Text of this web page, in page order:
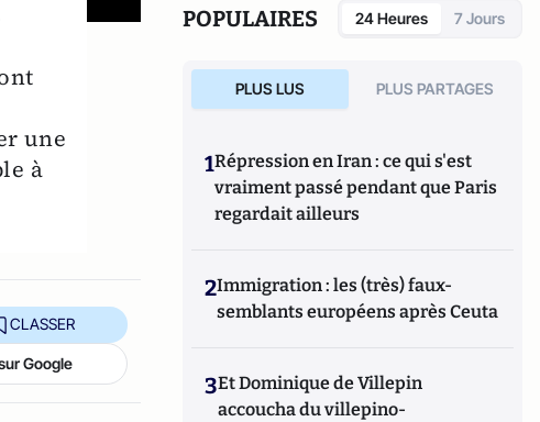
une
à
CLASSER
Google
POPULAIRES 24 Heures 7 Jours
PLUS LUS PLUS PARTAGES
1Répression en Iran : ce qui s'est
vraiment passé pendant que Paris
regardait ailleurs
2Immigration : les (très) faux-
semblants européens après Ceuta
3Et Dominique de Villepin
accoucha du villepino-